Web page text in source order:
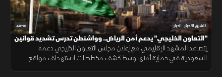
49:10 الشرق للأخبار أخبار
"التعاون الخليجي" يدعم أمن الرياض.. وواشنطن تدرس تشديد قوانين
الهجرة
يتصاعد المشهد الإقليمي مع إعلان مجلس التعاون الخليجي دعمه
للسعودية في حماية أمنها وسط كشف مخططات لاستهداف مواقع